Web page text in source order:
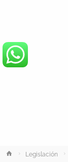
InicioLegislación